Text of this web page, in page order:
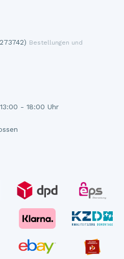
Bestellungen und
- 18:00 Uhr